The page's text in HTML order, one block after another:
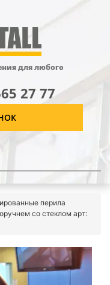
для любого
27 77
перила
со стеклом арт: